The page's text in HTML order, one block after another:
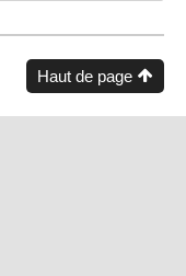
Haut de page
sur
nous sur